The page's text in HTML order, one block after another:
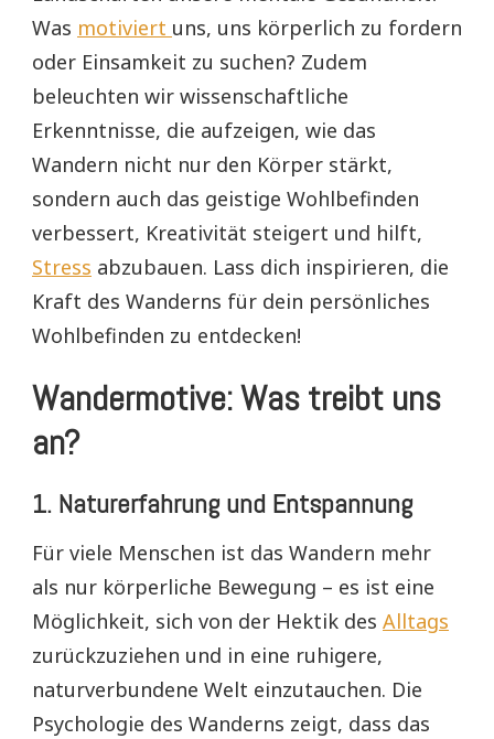
Was motiviert uns, uns körperlich zu fordern
oder Einsamkeit zu suchen? Zudem
beleuchten wir wissenschaftliche
Erkenntnisse, die aufzeigen, wie das
Wandern nicht nur den Körper stärkt,
sondern auch das geistige Wohlbefinden
verbessert, Kreativität steigert und hilft,
Stress abzubauen. Lass dich inspirieren, die
Kraft des Wanderns für dein persönliches
Wohlbefinden zu entdecken!
Wandermotive: Was treibt uns
an?
1. Naturerfahrung und Entspannung
Für viele Menschen ist das Wandern mehr
als nur körperliche Bewegung – es ist eine
Möglichkeit, sich von der Hektik des Alltags
zurückzuziehen und in eine ruhigere,
naturverbundene Welt einzutauchen. Die
Psychologie des Wanderns zeigt, dass das